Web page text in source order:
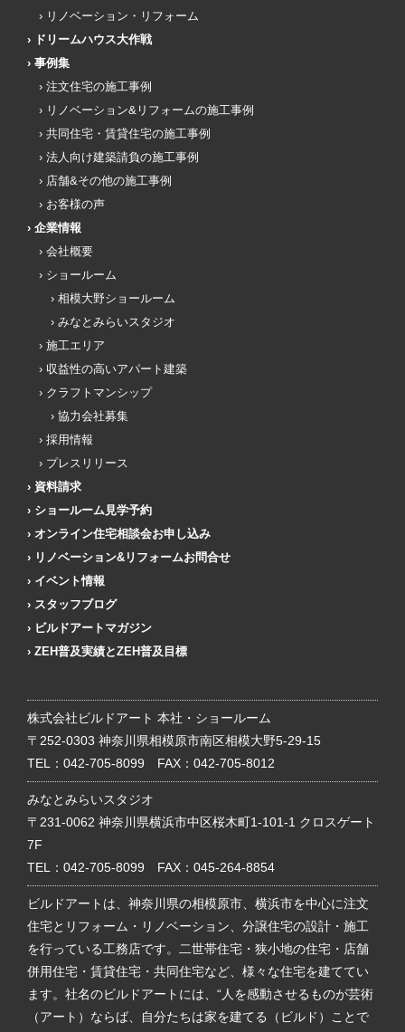
リノベーション・リフォーム
ドリームハウス大作戦
事例集
注文住宅の施工事例
リノベーション&リフォームの施工事例
共同住宅・賃貸住宅の施工事例
法人向け建築請負の施工事例
店舗&その他の施工事例
お客様の声
企業情報
会社概要
ショールーム
相模大野ショールーム
みなとみらいスタジオ
施工エリア
収益性の高いアパート建築
クラフトマンシップ
協力会社募集
採用情報
プレスリリース
資料請求
ショールーム見学予約
オンライン住宅相談会お申し込み
リノベーション&リフォームお問合せ
イベント情報
スタッフブログ
ビルドアートマガジン
ZEH普及実績とZEH普及目標
株式会社ビルドアート 本社・ショールーム
〒252-0303 神奈川県相模原市南区相模大野5-29-15
TEL： 042-705-8099 FAX：042-705-8012
みなとみらいスタジオ
〒231-0062 神奈川県横浜市中区桜木町1-101-1 クロスゲート
7F
TEL： 042-705-8099 FAX：045-264-8854
ビルドアートは、神奈川県の相模原市、横浜市を中心に注文
住宅とリフォーム・リノベーション、分譲住宅の設計・施工
を行っている工務店です。二世帯住宅・狭小地の住宅・店舗
併用住宅・賃貸住宅・共同住宅など、様々な住宅を建ててい
ます。社名のビルドアートには、“人を感動させるものが芸術
（アート）ならば、自分たちは家を建てる（ビルド）ことで